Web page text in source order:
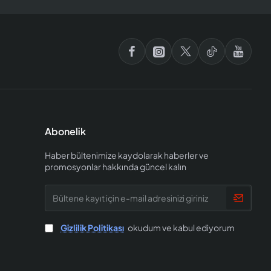
Abonelik
Haber bültenimize kaydolarak haberler ve
promosyonlar hakkında güncel kalın
kayıt
mail
Gizlilik Politikası okudum ve kabul ediyorum